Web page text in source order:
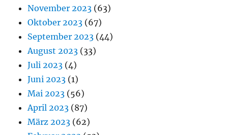
November 2023 (63)
Oktober 2023 (67)
September 2023 (44)
August 2023 (33)
Juli 2023 (4)
Juni 2023 (1)
Mai 2023 (56)
April 2023 (87)
März 2023 (62)